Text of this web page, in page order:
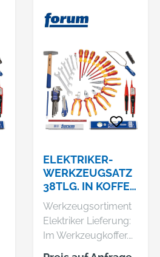
ELEKTRIKER-
WERKZEUGSATZ
38TLG. IN KOFFER
FORUM
Werkzeugsortiment
Elektriker Lieferung:
Im Werkzeugkoffer.